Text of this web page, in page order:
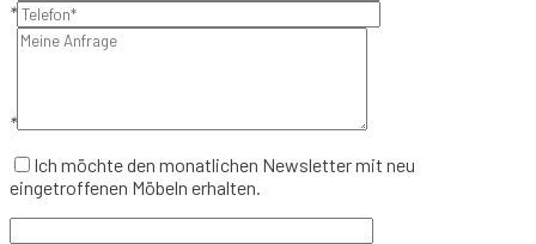
*
*
Ich möchte den monatlichen Newsletter mit neu
eingetroffenen Möbeln erhalten.